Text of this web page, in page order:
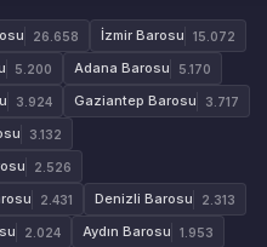
26.658 İzmir Barosu 15.072
5.200 Adana Barosu 5.170
3.924 Gaziantep Barosu 3.717
3.132
2.526
2.431 Denizli Barosu 2.313
2.024 Aydın Barosu 1.953